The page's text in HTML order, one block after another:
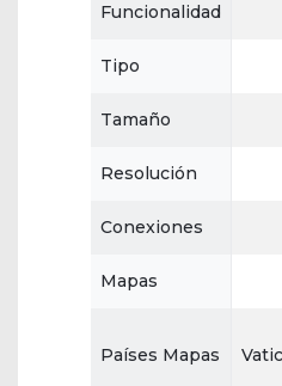
Funcionalidad
Tipo
Tamaño
Resolución
Conexiones
Mapas
Países Mapas